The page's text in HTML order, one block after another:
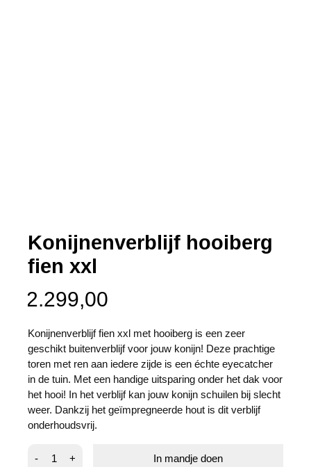
Konijnenverblijf hooiberg
fien xxl
2.299,00
Konijnenverblijf fien xxl met hooiberg is een zeer
geschikt buitenverblijf voor jouw konijn! Deze prachtige
toren met ren aan iedere zijde is een échte eyecatcher
in de tuin. Met een handige uitsparing onder het dak voor
het hooi! In het verblijf kan jouw konijn schuilen bij slecht
weer. Dankzij het geïmpregneerde hout is dit verblijf
onderhoudsvrij.
- + In mandje doen